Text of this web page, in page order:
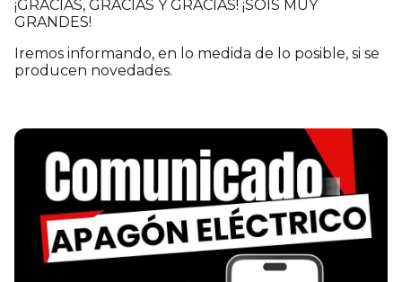
¡GRACIAS, GRACIAS Y GRACIAS! ¡SOIS MUY
GRANDES!
Iremos informando, en lo medida de lo posible, si se
producen novedades.